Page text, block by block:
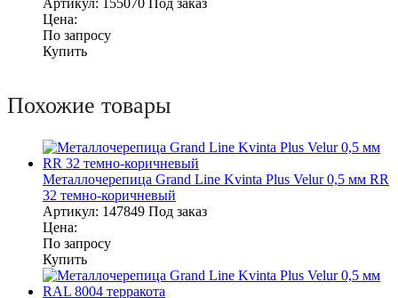
Цена:
По запросу
Купить
Похожие товары
Металлочерепица Grand Line Kvinta Plus Velur 0,5 мм RR
32 темно-коричневый
Артикул: 147849 Под заказ
Цена:
По запросу
Купить